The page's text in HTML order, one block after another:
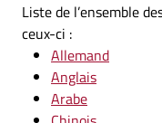
Liste de l’ensemble
ceux-ci :
Allemand
Anglais
Arabe